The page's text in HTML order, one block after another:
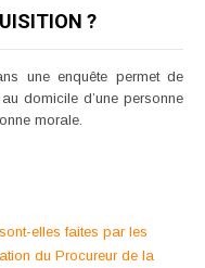
?
une enquête permet de
domicile d’une personne
morale.
elles faites par les
du Procureur de la